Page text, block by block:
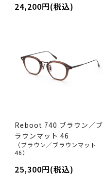
24,200円(税込)
Reboot 740 ブラウン／ブ
ラウンマット 46
（ブラウン／ブラウンマット
46）
25,300円(税込)